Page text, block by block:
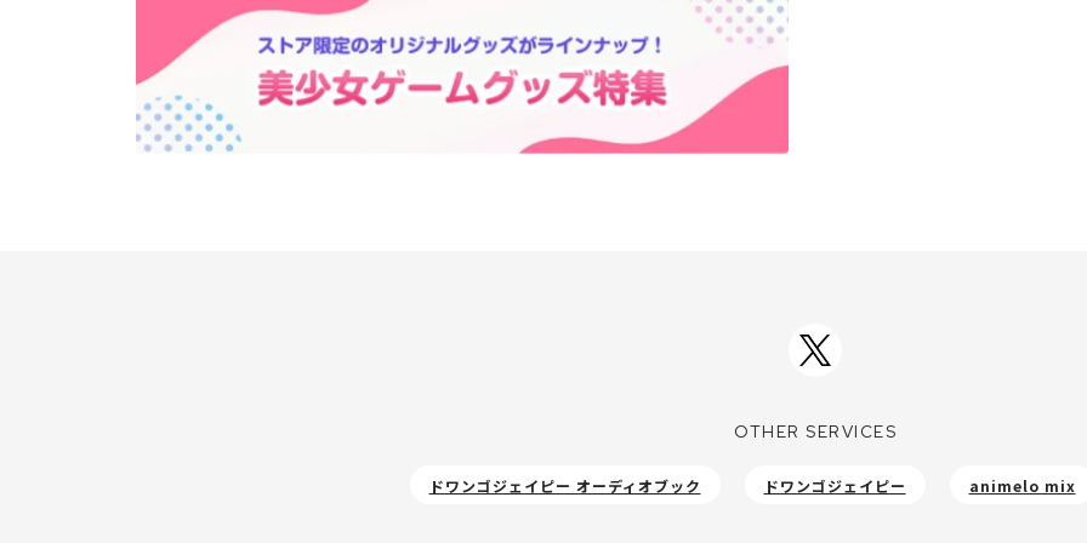
OTHER SERVICES
ドワンゴジェイピー オーディオブック ドワンゴジェイピー animelo mix